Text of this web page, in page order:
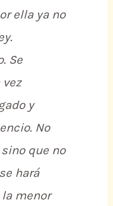
ella ya no
Se
y
No
que no
hará
menor